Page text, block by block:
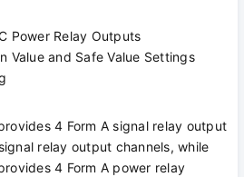
Power Relay Outputs
Value and Safe Value Settings
4 Form A signal relay output
relay output channels, while
4 Form A power relay